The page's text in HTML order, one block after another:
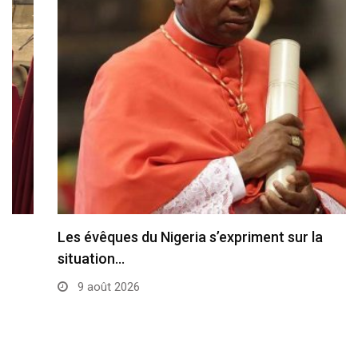
Les évêques du Nigeria s’expriment sur la
situation…
9 août 2026